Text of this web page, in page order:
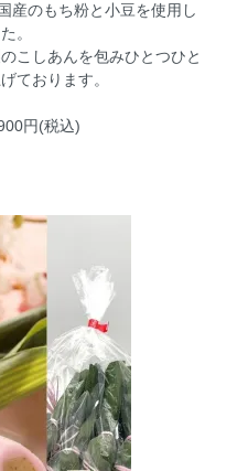
産のもち粉と小豆を使用し
。
こしあんを包みひとつひと
ております。
円(税込)